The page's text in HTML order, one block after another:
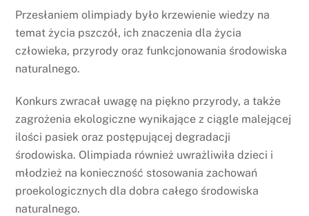
Przesłaniem olimpiady było krzewienie wiedzy na
temat życia pszczół, ich znaczenia dla życia
człowieka, przyrody oraz funkcjonowania środowiska
naturalnego.
Konkurs zwracał uwagę na piękno przyrody, a także
zagrożenia ekologiczne wynikające z ciągle malejącej
ilości pasiek oraz postępującej degradacji
środowiska. Olimpiada również uwrażliwiła dzieci i
młodzież na konieczność stosowania zachowań
proekologicznych dla dobra całego środowiska
naturalnego.